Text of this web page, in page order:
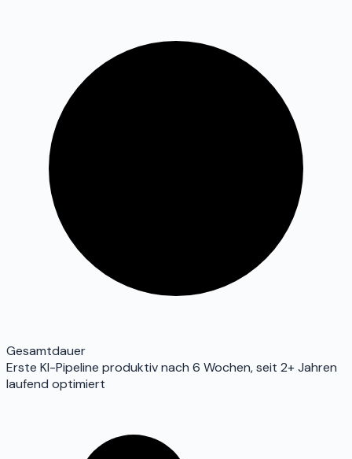
Gesamtdauer
Erste KI-Pipeline produktiv nach 6 Wochen, seit 2+ Jahren
laufend optimiert